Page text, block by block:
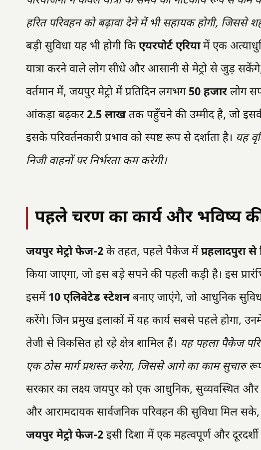
हरित परिवहन को बढ़ावा देने में भी सहायक होगी, जिससे
बड़ी सुविधा यह भी होगी कि एयरपोर्ट एरियामें एक
यात्रा करने वाले लोग सीधे और आसानी से मेट्रो से जुड़
वर्तमान में, जयपुर मेट्रो में प्रतिदिन लगभग 50 हजार लोग
आंकड़ा बढ़कर2.5 लाख तक पहुँचने की उम्मीद है, जो
इसके परिवर्तनकारी प्रभाव को स्पष्ट रूप से दर्शाता है। यह
निजी वाहनों पर निर्भरता कम करेगी।
पहले चरण का कार्य और भविष्य
जयपुर मेट्रो फेज-2 के तहत, पहले पैकेज मेंप्रहलादपुरा
किया जाएगा, जो इस बड़े सपने की पहली कड़ी है। इस
इसमें 10 एलिवेटेड स्टेशन बनाए जाएंगे, जो आधुनिक
करेंगे। जिन प्रमुख इलाकों में यह कार्य सबसे पहले होगा,
तेजी से विकसित हो रहे क्षेत्र शामिल हैं। यह पहला पैकेज
एक ठोस मार्ग प्रशस्त करेगा, जिससे आगे का काम सुचारु
सरकार का लक्ष्य जयपुर को एक आधुनिक, सुव्यवस्थित और
और आरामदायक सार्वजनिक परिवहन की सुविधा मिल सके,
जयपुर मेट्रो फेज-2 इसी दिशा में एक महत्वपूर्ण और